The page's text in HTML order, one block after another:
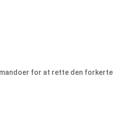
for at rette den forkerte